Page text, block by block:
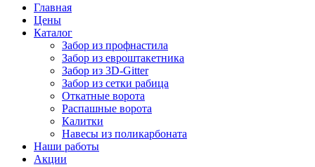
Главная
Цены
Каталог
Забор из профнастила
Забор из евроштакетника
Забор из 3D-Gitter
Забор из сетки рабица
Откатные ворота
Распашные ворота
Калитки
Навесы из поликарбоната
Наши работы
Акции